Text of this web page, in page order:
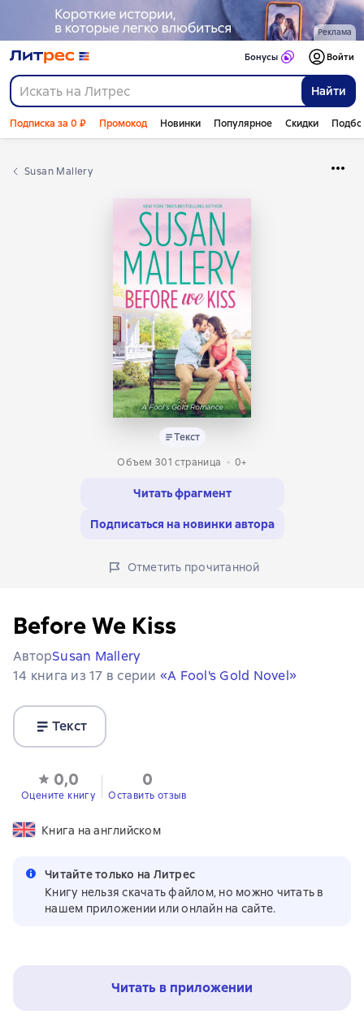
Реклама
Найти
Бонусы Войти
Подписка за 0 ₽ Промокод Новинки Популярное Скидки
Susan Mallery
Текст
Объем 301 страница
0+
Читать фрагмент
Подписаться на новинки автора
Отметить прочитанной
Before We Kiss
АвторSusan Mallery
14 книга из 17 в серии «A Fool's Gold Novel»
Текст
0,0
Оцените книгу
0
Оставить отзыв
Книга на английском
Читайте только на Литрес
Книгу нельзя скачать файлом, но можно читать в
нашем приложении или онлайн на сайте.
Читать в приложении